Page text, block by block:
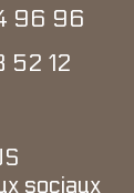
96 96
52 12
sociaux